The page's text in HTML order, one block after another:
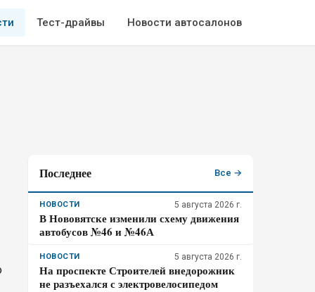
Тест-драйвы Новости автосалонов
Последнее Все →
НОВОСТИ 5 августа 2026 г.
В Нововятске изменили схему движения
автобусов №46 и №46А
НОВОСТИ 5 августа 2026 г.
На проспекте Строителей внедорожник
не разъехался с электровелосипедом